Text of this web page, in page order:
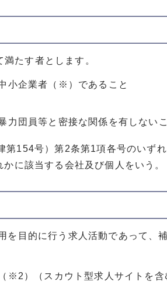
たす者とします。
小企業者（※）であること
力団員等と密接な関係を有しない
154号）第2条第1項各号のいず
に該当する会社及び個人をいう。
目的に行う求人活動であって、
※2）（スカウト型求人サイトを